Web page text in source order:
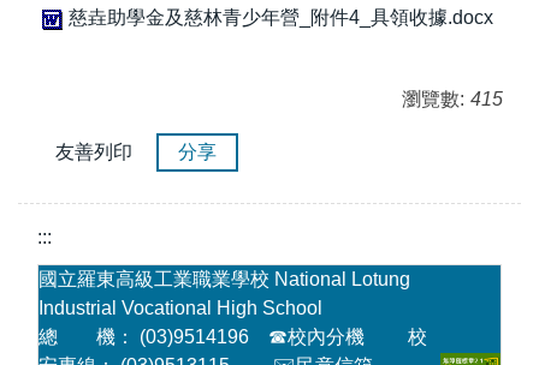
慈垚助學金及慈林青少年營_附件4_具領收據.docx
瀏覽數: 415
友善列印 分享
:::
國立羅東高級工業職業學校 National Lotung
Industrial Vocational High School
總 機： (03)9514196 ☎校內分機
校